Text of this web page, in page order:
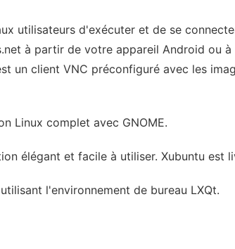
utilisateurs d'exécuter et de se
à partir de votre appareil Android ou
un client VNC préconfiguré avec les
Linux complet avec GNOME.
élégant et facile à utiliser. Xubuntu est
l'environnement de bureau LXQt.